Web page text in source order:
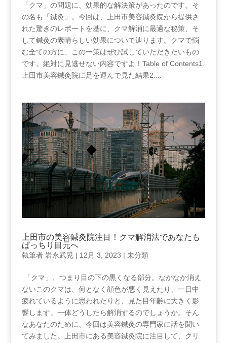
「クマ」の問題に、効果的な解決策があったのです。そ
の名も「鍼灸」。今回は、上田市美容鍼灸院から提供さ
れた驚きのレポートを基に、クマ解消に最適な秘策、そ
して鍼灸の素晴らしい効果について辿ります。クマで悩
む全ての方に、この一策はぜひ試していただきたいもの
です。絶対に見逃せない内容ですよ！Table of Contents1.
⁣上田市美容鍼灸院に足を運んで見た結果2....
上田市の美容鍼灸院注目！クマ解消法であなたも
ぱっちり目元へ
執筆者 岩永武晃 | 12月 3, 2023 | 未分類
⁣ 「クマ」、つまり目の下の黒くなる部分。なかなか消え
ないこのクマは、何となく顔色が悪く見えたり、一日中
疲れているように思われたりと、見た目年齢に大きく影
響します。一体どうしたら解消するのでしょうか。そん
なあなたのために、今回は美容鍼灸の専門家に話を聞い
てみました。上田市にある美容鍼灸院に注目して、クリ